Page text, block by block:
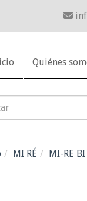
Quiénes
MI RÉ MI-RE BI